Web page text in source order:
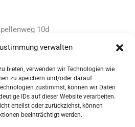
verwalten
bieten, verwenden wir Technologien wie
zu speichern und/oder darauf
zustimmst, können wir Daten
IDs auf dieser Website verarbeiten.
erteilst oder zurückziehst, können
beeinträchtigt werden.
10d
94575 Windorf
(0)8546 - 97 39 0